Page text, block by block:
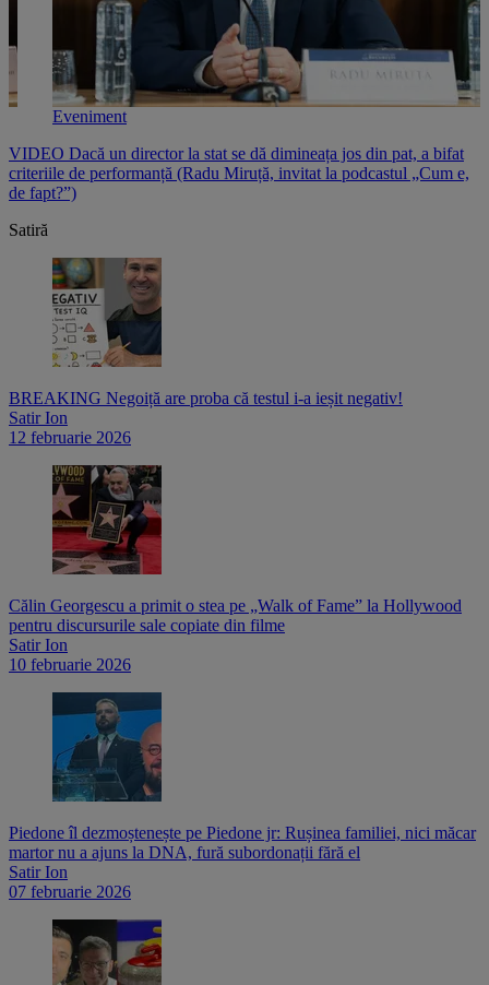
Eveniment
VIDEO Dacă un director la stat se dă dimineața jos din pat, a bifat
criteriile de performanță (Radu Miruță, invitat la podcastul „Cum e,
de fapt?”)
Satiră
BREAKING Negoiță are proba că testul i-a ieșit negativ!
Satir Ion
12 februarie 2026
Călin Georgescu a primit o stea pe „Walk of Fame” la Hollywood
pentru discursurile sale copiate din filme
Satir Ion
10 februarie 2026
Piedone îl dezmoștenește pe Piedone jr: Rușinea familiei, nici măcar
martor nu a ajuns la DNA, fură subordonații fără el
Satir Ion
07 februarie 2026